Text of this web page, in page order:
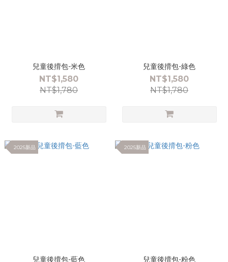
兒童後揹包-米色
NT$1,580
NT$1,780
兒童後揹包-綠色
NT$1,580
NT$1,780
2025新品
兒童後揹包-藍色
2025新品
兒童後揹包-粉色